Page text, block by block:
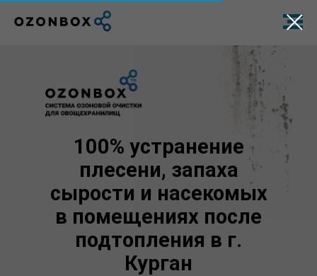
100% устранение
плесени, запаха
сырости и насекомых
в помещениях после
подтопления в г.
Курган